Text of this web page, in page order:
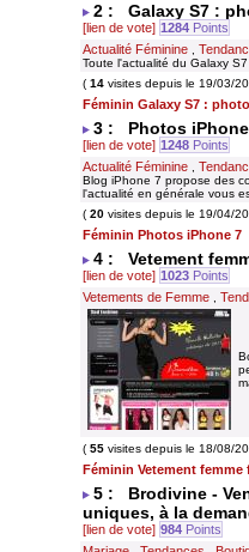
2 : Galaxy S7 :
[lien de vote] 1284 Points
Actualité Féminine
Toute l'actualité du Galaxy
( 14 visites depuis le 19/03/
Féminin Galaxy S7 :
3 : Photos
[lien de vote] 1248 Points
Actualité Féminine
Blog iPhone 7 propose des
l'actualité en générale vous
( 20 visites depuis le 19/04/
Féminin Photos iPhone 7
4 : Vetement
[lien de vote] 1023 Points
Vetements de Femme
( 55 visites depuis le 18/08/
Féminin Vetement femme
5 : Brodivine -
uniques, à la
[lien de vote] 984 Points